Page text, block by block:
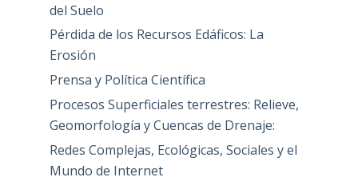
del Suelo
Pérdida de los Recursos Edáficos: La
Erosión
Prensa y Política Científica
Procesos Superficiales terrestres: Relieve,
Geomorfología y Cuencas de Drenaje:
Redes Complejas, Ecológicas, Sociales y el
Mundo de Internet